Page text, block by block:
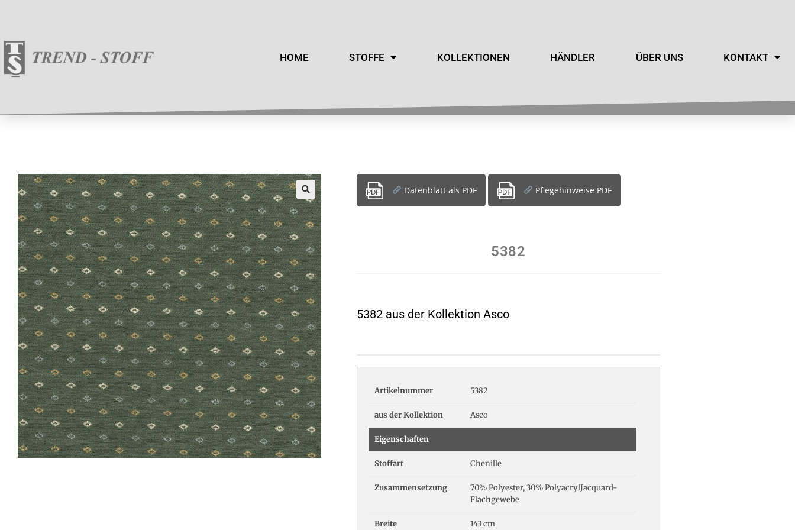
HOME STOFFE KOLLEKTIONEN HÄNDLER ÜBER UNS KONTAKT
Datenblatt als PDF Pflegehinweise PDF
5382
5382 aus der Kollektion Asco
Artikelnummer 5382
aus der Kollektion Asco
Eigenschaften
Stoffart Chenille
Zusammensetzung
70% Polyester, 30% PolyacrylJacquard-
Flachgewebe
Breite 143 cm